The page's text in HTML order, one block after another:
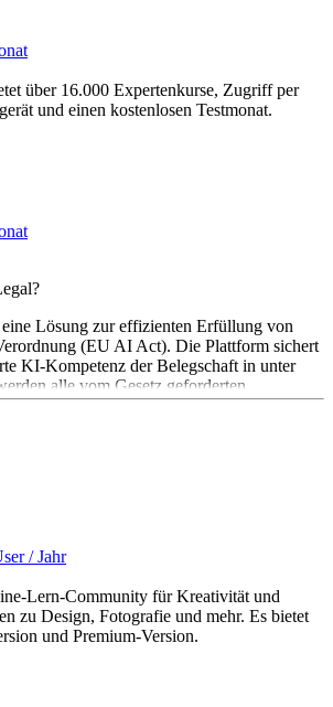
über 16.000 Expertenkurse, Zugriff per
und einen kostenlosen Testmonat.
Lösung zur effizienten Erfüllung von
(EU AI Act). Die Plattform sichert
KI-Kompetenz der Belegschaft in unter
alle vom Gesetz geforderten
und Deutsch geboten. Das Tool
und intuitive Verwaltung für eine
/ Jahr
Lern-Community für Kreativität und
zu Design, Fotografie und mehr. Es bietet
und Premium-Version.